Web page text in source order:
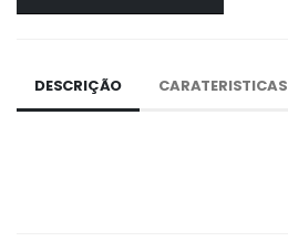
DESCRIÇÃO CARATERISTICAS